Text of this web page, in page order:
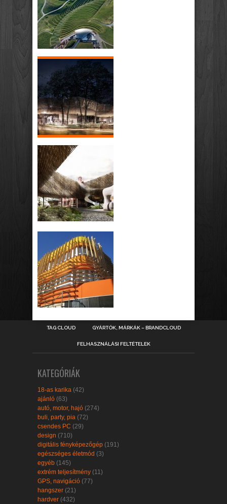
TAG CLOUD GYÁRTÓK, MÁRKÁK – BRANDCLOUD
FELHASZNÁLÁSI FELTÉTELEK
KATEGÓRIÁK
18-as karika (42)
ajánló (63)
autó, motor, hajó (274)
buli, party, pia (72)
csendes PC (29)
design (710)
digitális fényképezőgép (191)
egészséges életmód (3)
egyéb (145)
extrém teljesítmény (11)
GPS, navigáció (77)
hangszer (21)
hardver (432)